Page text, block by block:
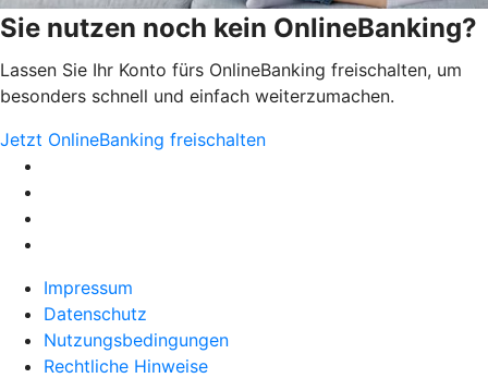
Sie nutzen noch kein OnlineBanking?
Lassen Sie Ihr Konto fürs OnlineBanking freischalten, um
besonders schnell und einfach weiterzumachen.
Jetzt OnlineBanking freischalten
Impressum
Datenschutz
Nutzungsbedingungen
Rechtliche Hinweise